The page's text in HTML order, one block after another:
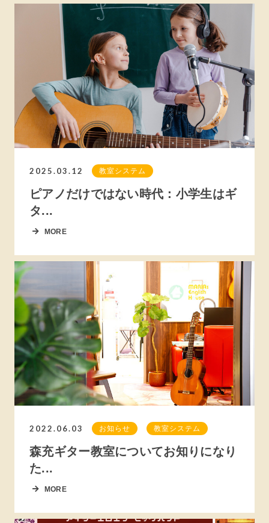
2025.03.12 教室システム
ピアノだけではない時代：小学生はギ
タ...
MORE
2022.06.03 お知らせ 教室システム
森充ギター教室についてお知りになり
た...
MORE